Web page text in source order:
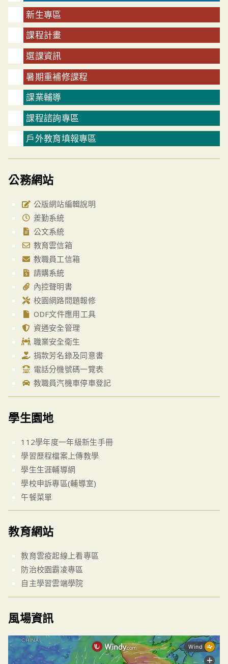
新生專區
課程計畫
選課資訊
暑期重補修課程
課業輔導
課程諮詢專區
戶外教育填報專區
公務網站
公版網站編輯說明
差勤系統
公文系統
教育雲信箱
教職員工信箱
請購系統
內控聲明書
校園網路問題報修
ODF文件應用工具
資通安全管理
職業安全衛生
捐款芳名錄及同意書
電話分機號碼一覽表
教職員汽機車停車登記
學生園地
112學年度一年級新生手冊
學習歷程檔案上傳教學
學生生涯輔導網
學校申訴專區(輔導室)
午餐菜單
教育網站
教育雲疫起線上看專區
防治校園霸凌專區
自主學習雲端學院
風場資訊